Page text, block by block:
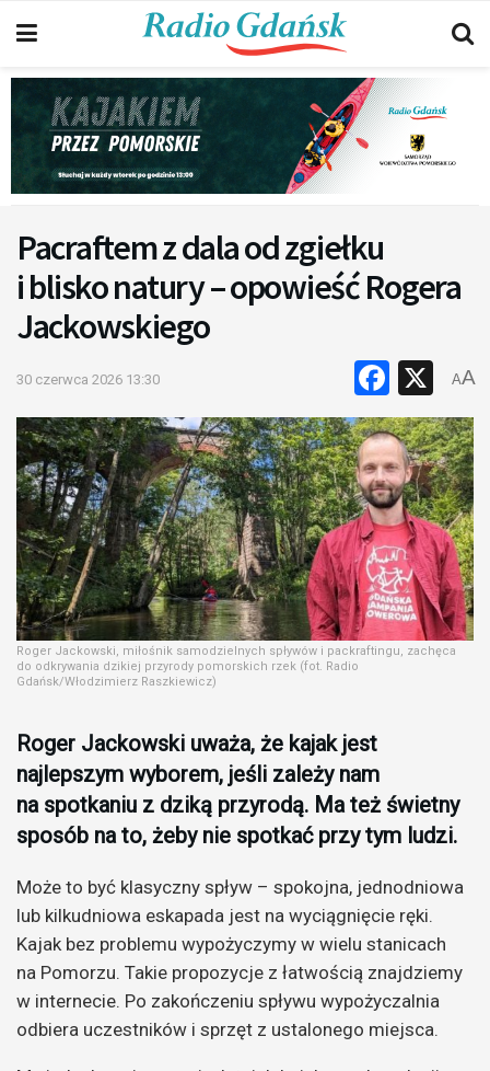
Pacraftem z dala od zgiełku
i blisko natury – opowieść Rogera
Jackowskiego
30 czerwca 2026 13:30 X
AA
Roger Jackowski, miłośnik samodzielnych spływów i packraftingu, zachęca
do odkrywania dzikiej przyrody pomorskich rzek (fot. Radio
Gdańsk/Włodzimierz Raszkiewicz)
Roger Jackowski uważa, że kajak jest
najlepszym wyborem, jeśli zależy nam
na spotkaniu z dziką przyrodą. Ma też świetny
sposób na to, żeby nie spotkać przy tym ludzi.
Może to być klasyczny spływ – spokojna, jednodniowa
lub kilkudniowa eskapada jest na wyciągnięcie ręki.
Kajak bez problemu wypożyczymy w wielu stanicach
na Pomorzu. Takie propozycje z łatwością znajdziemy
w internecie. Po zakończeniu spływu wypożyczalnia
odbiera uczestników i sprzęt z ustalonego miejsca.